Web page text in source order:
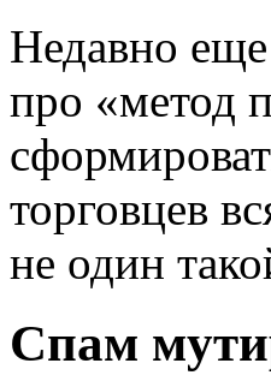
Недавно
про «метод
торговцев
не один
Спам